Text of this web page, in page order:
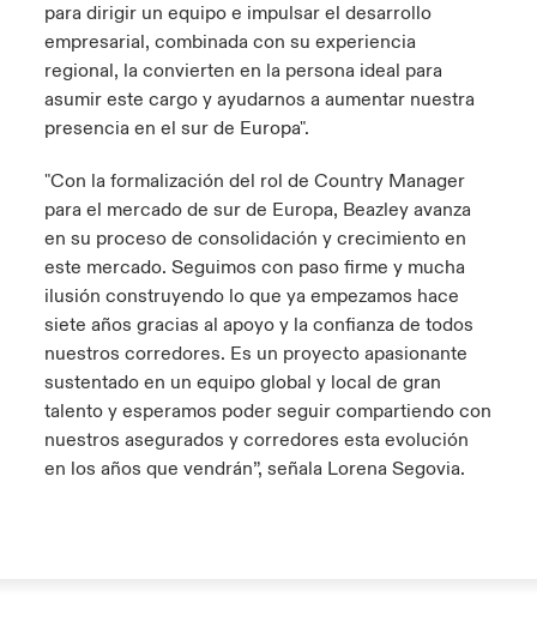
para dirigir un equipo e impulsar el desarrollo
empresarial, combinada con su experiencia
regional, la convierten en la persona ideal para
asumir este cargo y ayudarnos a aumentar nuestra
presencia en el sur de Europa".
"Con la formalización del rol de Country Manager
para el mercado de sur de Europa, Beazley avanza
en su proceso de consolidación y crecimiento en
este mercado. Seguimos con paso firme y mucha
ilusión construyendo lo que ya empezamos hace
siete años gracias al apoyo y la confianza de todos
nuestros corredores. Es un proyecto apasionante
sustentado en un equipo global y local de gran
talento y esperamos poder seguir compartiendo con
nuestros asegurados y corredores esta evolución
en los años que vendrán”, señala Lorena Segovia.